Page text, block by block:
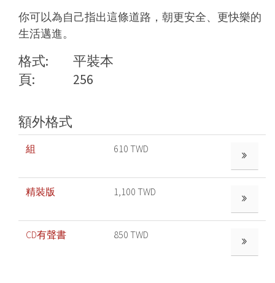
你可以為自己指出這條道路，朝更安全、更快樂的
生活邁進。
格式:
平裝本
頁:
256
額外格式
組 610 TWD 觀賞更多
精裝版 1,100 TWD 觀賞更多
CD有聲書 850 TWD 觀賞更多